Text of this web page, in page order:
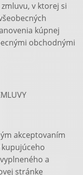
v ktorej si
kúpnej
obchodnými
akceptovaním
a
stránke